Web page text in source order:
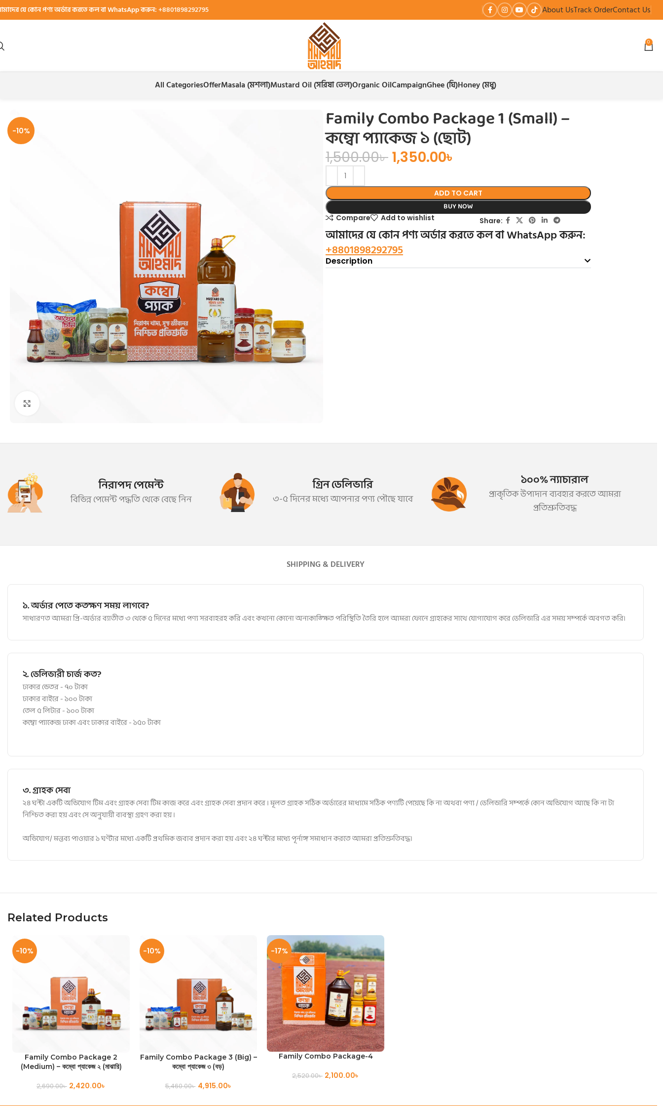
যে কোন পণ্য অর্ডার করতে কল বা WhatsApp করুন:+8801898292795 About UsTrack OrderContact Us
0
All CategoriesOfferMasala (মশলা)Mustard Oil (সরিষা তেল)Organic OilCampaignGhee (ঘি)Honey (মধু)
Family Combo Package 1 (Small) – কম্বো প্যাকেজ ১ (ছোট)
-10% Family Combo Package 1 (Small) –
কম্বো প্যাকেজ ১ (ছোট)
1,500.00৳ 1,350.00৳
ADD TO CART
BUY NOW
Compare Add to wishlist Share:
আমাদের যে কোন পণ্য অর্ডার করতে কল বা WhatsApp করুন:
+8801898292795
Description
নিরাপদ পেমেন্ট
বিভিন্ন পেমেন্ট পদ্ধতি থেকে বেছে নিন
গ্রিন ডেলিভারি
৩-৫ দিনের মধ্যে আপনার পণ্য পৌছে যাবে
১০০% ন্যাচারাল
প্রাকৃতিক উপাদান ব্যবহার করতে আমরা
প্রতিশ্রুতিবদ্ধ
SHIPPING & DELIVERY
১. অর্ডার পেতে কতক্ষণ সময় লাগবে?
সাধারণত আমরা প্রি-অর্ডার ব্যাতীত ৩ থেকে ৫ দিনের মধ্যে পণ্য সরবাহরহ করি এবং কখনো কোনো অনাকাঙ্ক্ষিত পরিস্থিতি তৈরি হলে আমরা ফোনে গ্রাহকের সাথে যোগাযোগ করে ডেলিভারি এর সময় সম্পর্কে অবগত করি।
২. ডেলিভারী চার্জ কত?
ঢাকার ভেতর - ৭০ টাকা
ঢাকার বাইরে - ১০০ টাকা
তেল ৫ লিটার - ১০০ টাকা
কম্বো প্যাকেজ ঢাকা এবং ঢাকার বাইরে - ১৫০ টাকা
৩. গ্রাহক সেবা
২৪ ঘন্টা একটি অভিযোগ টিম এবং গ্রাহক সেবা টিম কাজ করে এবং গ্রাহক সেবা প্রদান করে । মূলত গ্রাহক সঠিক অর্ডারের মাধ্যমে সঠিক পণ্যটি পেয়েছে কি না অথবা পণ্য / ডেলিভারি সম্পর্কে কোন অভিযোগ আছে কি না টা
নিশ্চিত করা হয় এবং সে অনুযায়ী বাবস্থা গ্রহণ করা হয় ।
অভিযোগ/ মন্তব্য পাওয়ার ১ ঘণ্টার মধ্যে একটি প্রথমিক জবাব প্রদান করা হয় এবং ২৪ ঘন্টার মধ্যে পূর্নাঙ্গ সমাধান করতে আমরা প্রতিশ্রুতিবদ্ধ।
Related Products
-10%
ADD TO CART
Family Combo Package 2
(Medium) – কম্বো প্যাকেজ ২ (মাঝারি)
2,690.00৳ 2,420.00৳
-10%
ADD TO CART
Family Combo Package 3 (Big) –
কম্বো প্যাকেজ ৩ (বড়)
5,460.00৳ 4,915.00৳
-17%
ADD TO CART
Family Combo Package-4
2,520.00৳ 2,100.00৳